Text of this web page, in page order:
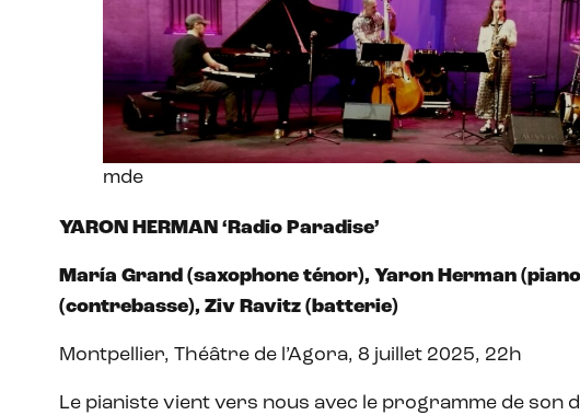
mde
YARON HERMAN ‘Radio Paradise’
María Grand (saxophone ténor), Yaron Herman
(contrebasse), Ziv Ravitz (batterie)
Montpellier, Théâtre de l’Agora, 8 juillet 2025, 22h
Le pianiste vient vers nous avec le programme de son